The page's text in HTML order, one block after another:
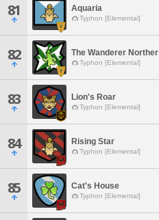
81 Aquaria
Typhon [Elemental]
82 The Wanderer Norther
Typhon [Elemental]
83 Lion's Roar
Typhon [Elemental]
84 Rising Star
Typhon [Elemental]
85 Cat's House
Typhon [Elemental]